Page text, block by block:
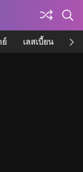
ย์ เลสเบี้ยน เค